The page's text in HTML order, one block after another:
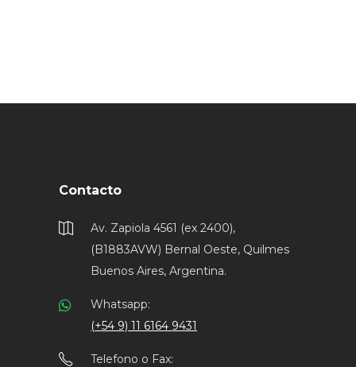
Contacto
Av. Zapiola 4561 (ex 2400),
(B1883AVW) Bernal Oeste, Quilmes
Buenos Aires, Argentina.
Whatsapp:
(+54 9) 11 6164 9431
Telefono o Fax: